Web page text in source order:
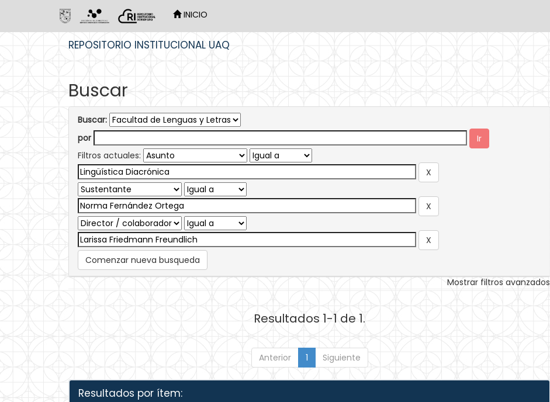
INICIO
REPOSITORIO INSTITUCIONAL UAQ
Buscar
Buscar:
por
Filtros actuales:
Comenzar nueva busqueda
Mostrar filtros avanzados
Resultados 1-1 de 1.
Anterior 1 Siguiente
Resultados por ítem: